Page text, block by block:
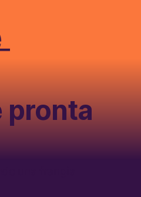
pronta